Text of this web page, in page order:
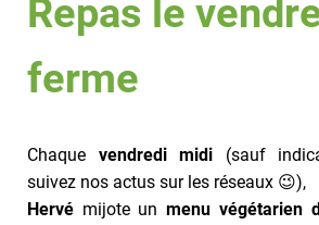
Repas le
ferme
Chaque vendredi midi (sauf
suivez nos actus sur les réseaux 😉),
Hervé mijote unmenu végétarien